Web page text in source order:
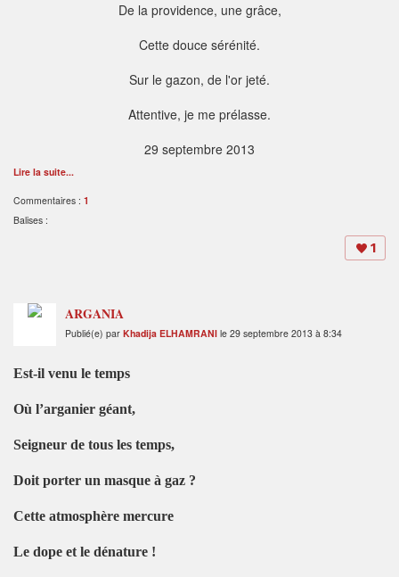
De la providence, une grâce,
Cette douce sérénité.
Sur le gazon, de l'or jeté.
Attentive, je me prélasse.
29 septembre 2013
Lire la suite...
Commentaires : 1
Balises :
1
ARGANIA
Publié(e) par Khadija ELHAMRANI le 29 septembre 2013 à 8:34
Est-il venu le temps
Où l’arganier géant,
Seigneur de tous les temps,
Doit porter un masque à gaz ?
Cette atmosphère mercure
Le dope et le dénature !